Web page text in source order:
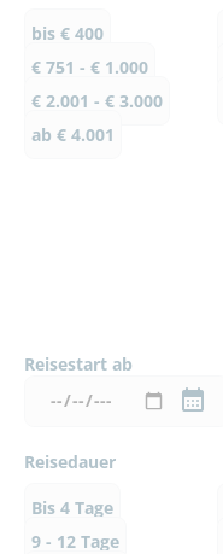
bis € 400
€ 751 - € 1.000
€ 2.001 - € 3.000
ab € 4.001
Reisestart ab
Reisedauer
Bis 4 Tage
9 - 12 Tage